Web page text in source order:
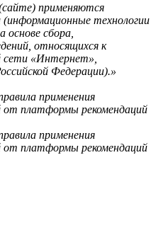
применяются
(информационные технологии
основе сбора,
относящихся к
сети «Интернет»,
Федерации).»
применения
от платформы рекомендаций
применения
от платформы рекомендаций